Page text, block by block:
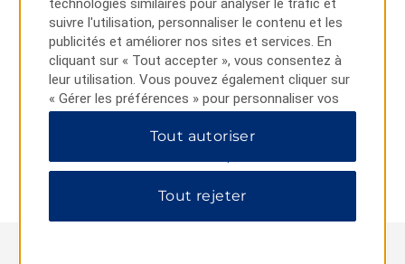
Convertissez vos points
Profitez des avantages des deux programmes en convertissant
vos points Wyndham Rewards en crédits de récompense, ou
convertissez vos crédits de récompense en points
Wyndham Rewards.
crédits Caesars Rewards
suivre l'utilisation, personnaliser le contenu et les
publicités et améliorer nos sites et services. En
cliquant sur « Tout accepter », vous consentez à
leur utilisation. Vous pouvez également cliquer sur
« Gérer les préférences » pour personnaliser vos
choix ou sur « Tout rejeter » pour n'autoriser que
les cookies essentiels. Pour plus d'informations,
Tout autoriser
Tout rejeter